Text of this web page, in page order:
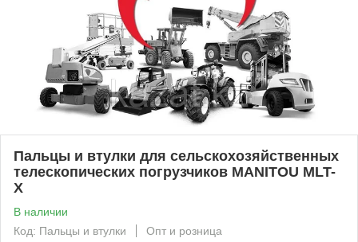
Пальцы и втулки для сельскохозяйственных
телескопических погрузчиков MANITOU MLT-
X
В наличии
Код: Пальцы и втулки
Опт и розница